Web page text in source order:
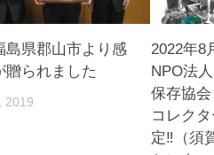
島県郡山市より感
贈られました
2019
2022年8
NPO法
保存協
コレク
定‼️（須